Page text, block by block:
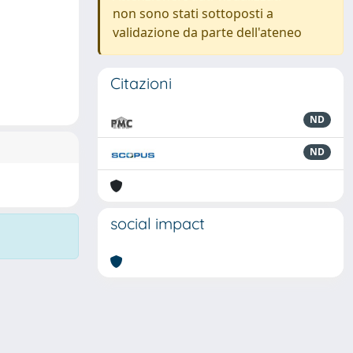
non sono stati sottoposti a
validazione da parte dell'ateneo
Citazioni
ND
ND
social impact